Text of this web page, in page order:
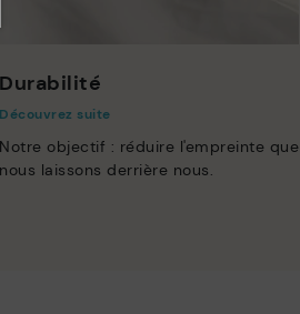
Durabilité
Découvrez suite
Notre objectif : réduire l'empreinte que
nous laissons derrière nous.